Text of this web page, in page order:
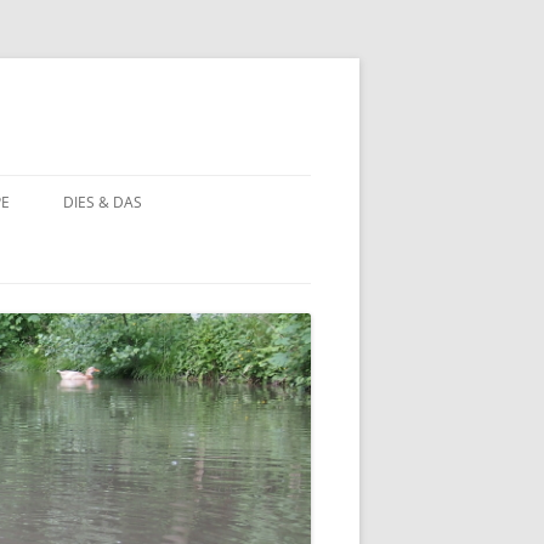
DIES & DAS
NATUR ERLEBEN
UNWETTER IN HOHEHAUS